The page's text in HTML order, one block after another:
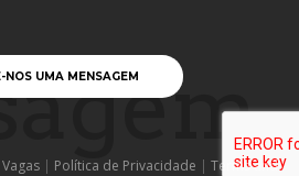
NOS UMA MENSAGEM
Vagas | Política de Privacidade | Terms and